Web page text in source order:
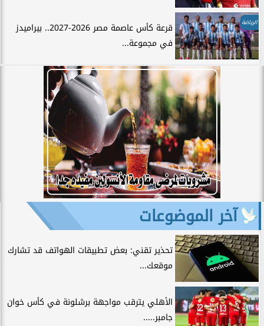
الرياضة
قرعة كأس عاصمة مصر 2026-2027.. بيراميدز
في مجموعة...
آخر الموضوعات
تحذير تقني: بعض تطبيقات الهواتف قد تشارك
موقعك...
الأهلي يترقب مواجهة برشلونة في كأس خوان
جامبر.....